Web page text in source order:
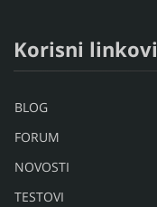
Korisni linkovi
BLOG
FORUM
NOVOSTI
TESTOVI